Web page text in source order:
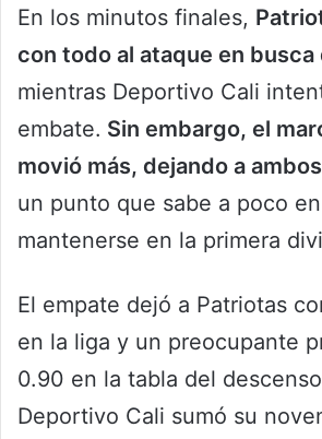
En los minutos finales,
con todo al ataque en
mientras Deportivo Cali
embate. Sin embargo, el
movió más, dejando a
un punto que sabe a poco
mantenerse en la primera
El empate dejó a Patriotas
en la liga y un preocupante
0.90 en la tabla del
Deportivo Cali sumó su